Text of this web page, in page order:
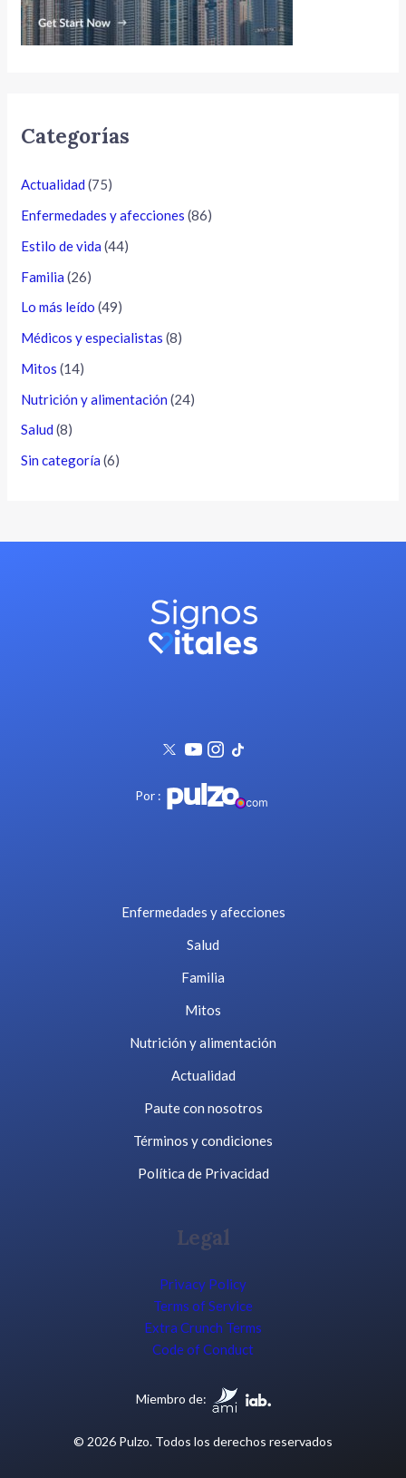
Categorías
Actualidad (75)
Enfermedades y afecciones (86)
Estilo de vida (44)
Familia (26)
Lo más leído (49)
Médicos y especialistas (8)
Mitos (14)
Nutrición y alimentación (24)
Salud (8)
Sin categoría (6)
Por :
Enfermedades y afecciones
Salud
Familia
Mitos
Nutrición y alimentación
Actualidad
Paute con nosotros
Términos y condiciones
Política de Privacidad
Legal
Privacy Policy
Terms of Service
Extra Crunch Terms
Code of Conduct
Miembro de:
© 2026 Pulzo. Todos los derechos reservados